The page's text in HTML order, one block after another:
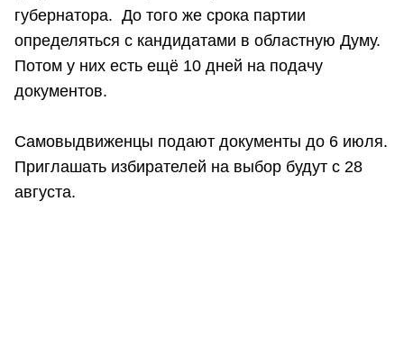
губернатора. До того же срока партии
определяться с кандидатами в областную Думу.
Потом у них есть ещё 10 дней на подачу
документов.
Самовыдвиженцы подают документы до 6 июля.
Приглашать избирателей на выбор будут с 28
августа.